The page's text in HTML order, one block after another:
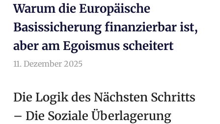
Warum die Europäische
Basissicherung finanzierbar ist,
aber am Egoismus scheitert
11. Dezember 2025
Die Logik des Nächsten Schritts
– Die Soziale Überlagerung